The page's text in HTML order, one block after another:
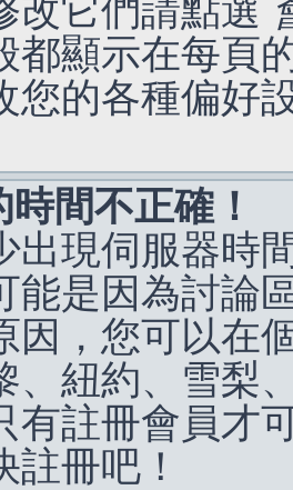
改它們請點選
都顯示在每頁
您的各種偏好
間不正確！
出現伺服器時
能是因為討論
因，您可以在
、紐約、雪梨
有註冊會員才
註冊吧！